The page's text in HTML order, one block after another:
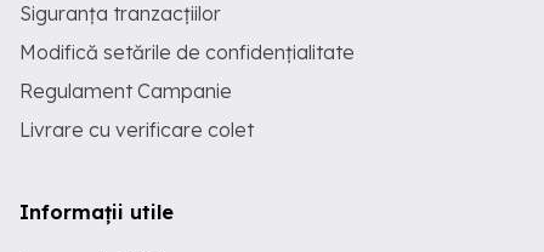
Siguranța tranzacțiilor
Modifică setările de confidențialitate
Regulament Campanie
Livrare cu verificare colet
Informații utile